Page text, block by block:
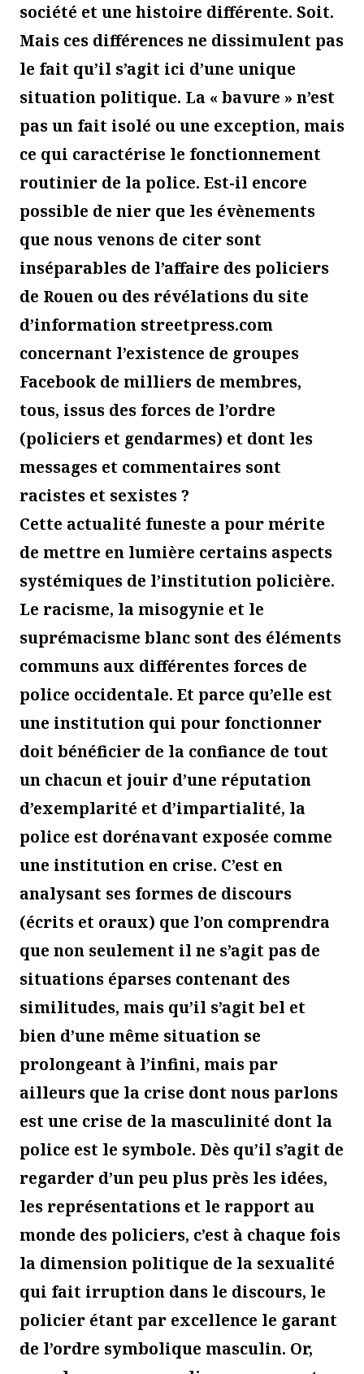
société et une histoire différente. Soit.
Mais ces différences ne dissimulent pas
le fait qu’il s’agit ici d’une unique
situation politique. La « bavure » n’est
pas un fait isolé ou une exception, mais
ce qui caractérise le fonctionnement
routinier de la police. Est-il encore
possible de nier que les évènements
que nous venons de citer sont
inséparables de l’affaire des policiers
de Rouen ou des révélations du site
d’information streetpress.com
concernant l’existence de groupes
Facebook de milliers de membres,
tous, issus des forces de l’ordre
(policiers et gendarmes) et dont les
messages et commentaires sont
racistes et sexistes ?
Cette actualité funeste a pour mérite
de mettre en lumière certains aspects
systémiques de l’institution policière.
Le racisme, la misogynie et le
suprémacisme blanc sont des éléments
communs aux différentes forces de
police occidentale. Et parce qu’elle est
une institution qui pour fonctionner
doit bénéficier de la confiance de tout
un chacun et jouir d’une réputation
d’exemplarité et d’impartialité, la
police est dorénavant exposée comme
une institution en crise. C’est en
analysant ses formes de discours
(écrits et oraux) que l’on comprendra
que non seulement il ne s’agit pas de
situations éparses contenant des
similitudes, mais qu’il s’agit bel et
bien d’une même situation se
prolongeant à l’infini, mais par
ailleurs que la crise dont nous parlons
est une crise de la masculinité dont la
police est le symbole. Dès qu’il s’agit de
regarder d’un peu plus près les idées,
les représentations et le rapport au
monde des policiers, c’est à chaque fois
la dimension politique de la sexualité
qui fait irruption dans le discours, le
policier étant par excellence le garant
de l’ordre symbolique masculin. Or,